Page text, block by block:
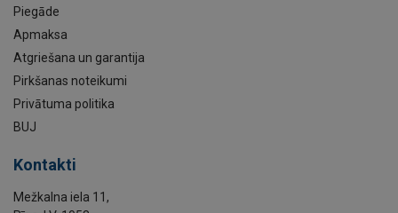
Piegāde
Apmaksa
Atgriešana un garantija
Pirkšanas noteikumi
Privātuma politika
BUJ
Kontakti
Mežkalna iela 11,